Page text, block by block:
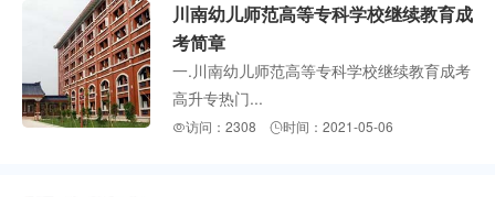
川南幼儿师范高等专科学校继续教育成
考简章
一.川南幼儿师范高等专科学校继续教育成考
高升专热门...
访问：2308 时间：2021-05-06